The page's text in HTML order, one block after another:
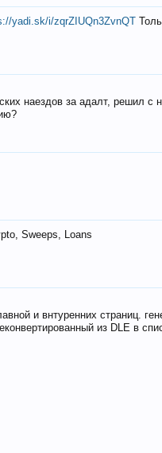
yadi.sk/i/zqrZIUQn3ZvnQT
наездов за адалт, решил с
Sweeps, Loans
и внтуренних страниц.
из DLE в